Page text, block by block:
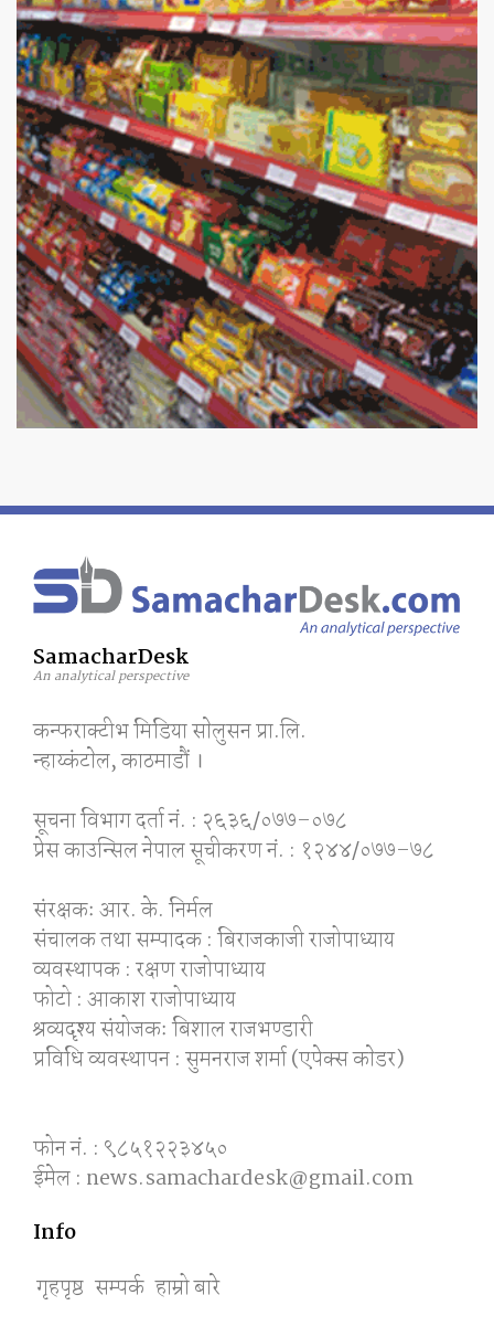
SamacharDesk
An analytical perspective
कन्फराक्टीभ मिडिया साेलुसन प्रा.लि.
न्हाय्कंटाेल, काठमाडाैं ।
सूचना विभाग दर्ता नं. : २६३६/०७७–०७८
प्रेस काउन्सिल नेपाल सूचीकरण नं. : १२४४/०७७–७८
संरक्षकः आर. के. निर्मल
संचालक तथा सम्पादक : बिराजकाजी राजोपाध्याय
व्यवस्थापक : रक्षण राजोपाध्याय
फोटो : आकाश राजोपाध्याय
श्रव्यदृश्य संयोजकः बिशाल राजभण्डारी
प्रविधि व्यवस्थापन : सुमनराज शर्मा (एपेक्स काेडर)
फोन नं. : ९८५१२२३४५०
ईमेल : news.samachardesk@gmail.com
Info
गृहपृष्ठ सम्पर्क हाम्रो बारे